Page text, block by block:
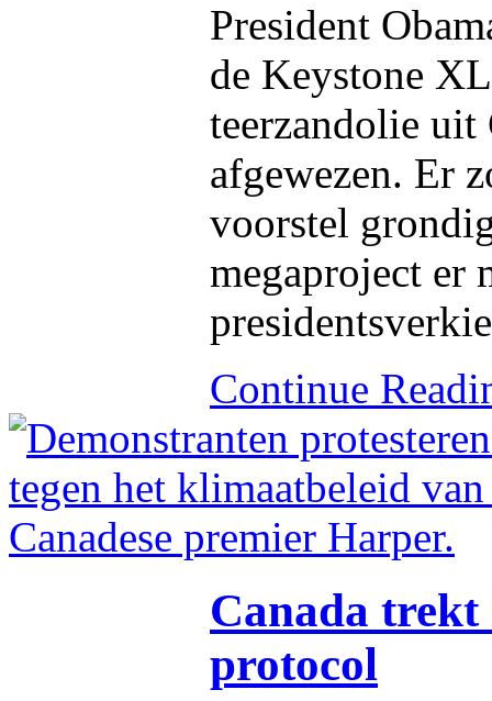
President
de Keystone
teerzandolie uit
afgewezen. Er
voorstel
megaproject er
Continue
Canada
protocol